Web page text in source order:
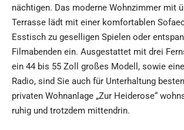
nächtigen. Das moderne Wohnzimmer mit
Terrasse lädt mit einer komfortablen
Esstisch zu geselligen Spielen oder
Filmabenden ein. Ausgestattet mit drei
ein 44 bis 55 Zoll großes Modell, sowie
Radio, sind Sie auch für Unterhaltung
privaten Wohnanlage „Zur Heiderose“
ruhig und trotzdem mittendrin.